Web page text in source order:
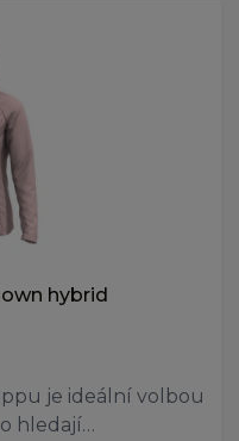
hybrid
je ideální volbou
hledají…